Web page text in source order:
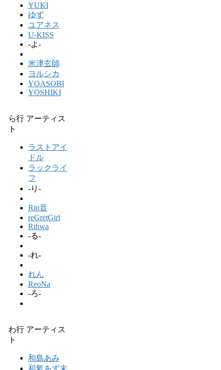
YUKI
ゆず
ユアネス
U-KISS
-よ-
米津玄師
ヨルシカ
YOASOBI
YOSHIKI
ら行 アーティス
ト
ラストアイ
ドル
ラックライ
フ
-り-
Rin音
reGretGirl
Rihwa
-る-
-れ-
れん
ReoNa
-ろ-
わ行 アーティス
ト
和島あみ
和氣あず未